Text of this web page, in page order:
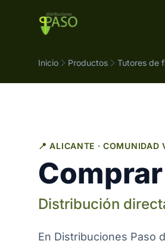
Inicio Productos Tutores de
📍 ALICANTE · COMUNIDAD
Distribución
En Distribuciones Paso